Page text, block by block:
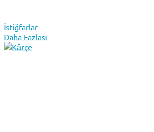
İstiğfarlar
Daha Fazlası